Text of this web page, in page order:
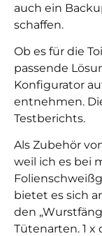
auch ein
schaffen.
Ob es für die
passende
Konfigurator
entnehmen.
Testberichts.
Als Zubehör
weil ich es bei
bietet es sich
den
Tütenarten. 1